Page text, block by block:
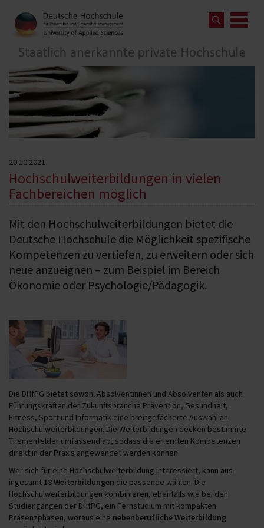
20.10.2021
Hochschulweiterbildungen in vielen
Fachbereichen möglich
Mit den Hochschulweiterbildungen bietet die
Deutsche Hochschule die Möglichkeit spezifische
Kompetenzen zu vertiefen, zu erweitern oder sich
neue anzueignen – zum Beispiel im Bereich
Ökonomie oder Psychologie/Pädagogik.
Die DHfPG bietet sowohl Absolventinnen und Absolventen als auch
Führungskräften der Zukunftsbranche Prävention, Gesundheit,
Fitness, Sport und Informatik eine breitgefächerte Auswahl an
Hochschulweiterbildungen. Die Weiterbildungen decken bestimmte
Themenfelder umfassend ab, sodass die erlernten Kompetenzen
direkt in der Praxis angewendet werden können.
Wer sich für eine Hochschulweiterbildung interessiert, kann aus
ingesamt 18 Weiterbildungen die passende wählen. Die
Hochschulweiterbildungen kombinieren, ebenfalls wie bei den
Studiengängen der DHfPG, ein Fernstudium mit kompakten
Präsenzphasen, woraus eine nebenberufliche Weiterbildung